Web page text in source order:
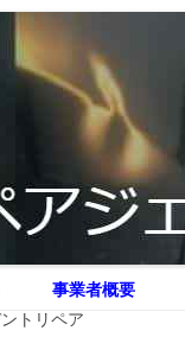
テ
ン
事業者概要
トリペア